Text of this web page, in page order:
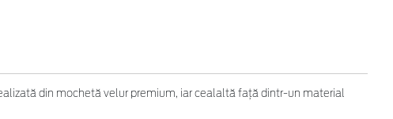
din mochetă velur premium, iar cealaltă faţă dintr-un material